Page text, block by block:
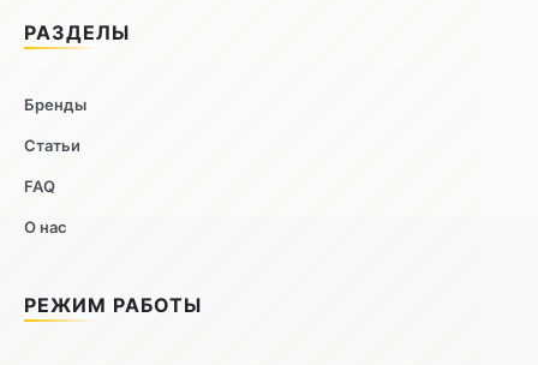
РАЗДЕЛЫ
Бренды
Статьи
FAQ
О нас
РЕЖИМ РАБОТЫ